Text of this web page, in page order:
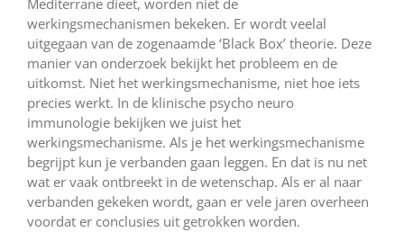
Mediterrane dieet, worden niet de
werkingsmechanismen bekeken. Er wordt veelal
uitgegaan van de zogenaamde ‘Black Box’ theorie. Deze
manier van onderzoek bekijkt het probleem en de
uitkomst. Niet het werkingsmechanisme, niet hoe iets
precies werkt. In de klinische psycho neuro
immunologie bekijken we juist het
werkingsmechanisme. Als je het werkingsmechanisme
begrijpt kun je verbanden gaan leggen. En dat is nu net
wat er vaak ontbreekt in de wetenschap. Als er al naar
verbanden gekeken wordt, gaan er vele jaren overheen
voordat er conclusies uit getrokken worden.